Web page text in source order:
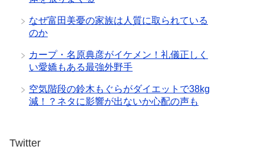
なぜ富田美憂の家族は人質に取られている
のか
カープ・名原典彦がイケメン！礼儀正しく
い愛嬌もある最強外野手
空気階段の鈴木もぐらがダイエットで38kg
減！？ネタに影響が出ないか心配の声も
Twitter